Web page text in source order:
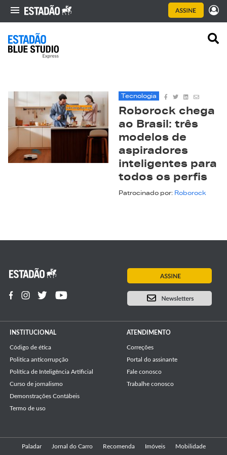
Tecnologia
Roborock chega
ao Brasil: três
modelos de
aspiradores
inteligentes para
todos os perfis
Patrocinado por: Roborock
INSTITUCIONAL
Código de ética
Politica anticorrupção
Política de Inteligência Artificial
Curso de jornalismo
Demonstrações Contábeis
Termo de uso
ATENDIMENTO
Correções
Portal do assinante
Fale conosco
Trabalhe conosco
Paladar Jornal do Carro Recomenda Imóveis Mobilidade